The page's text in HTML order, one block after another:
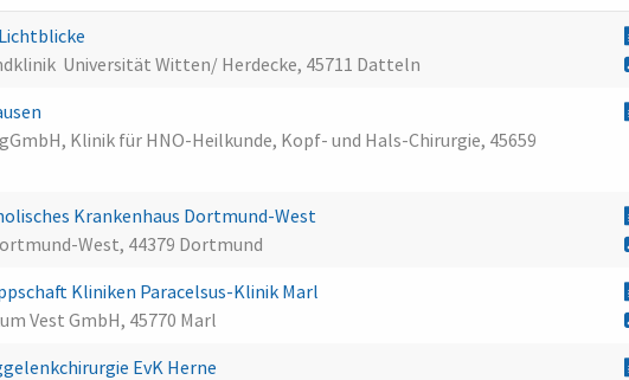
 Universität Witten/ Herdecke, 45711 Datteln
Klinik für HNO-Heilkunde, Kopf- und Hals-Chirurgie, 45659
Krankenhaus Dortmund-West
West, 44379 Dortmund
Kliniken Paracelsus-Klinik Marl
Vest GmbH, 45770 Marl
EvK Herne